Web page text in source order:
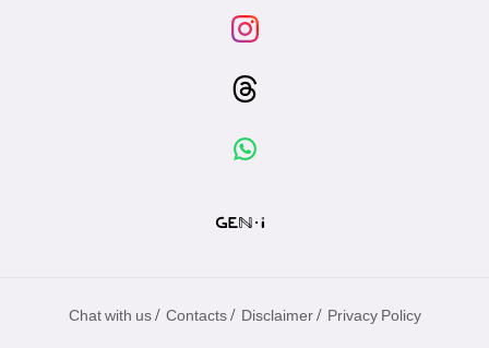
Chat with us / Contacts / Disclaimer / Privacy Policy